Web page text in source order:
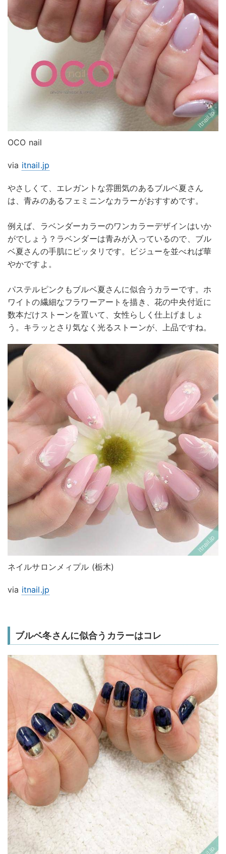
OCO nail
via itnail.jp
やさしくて、エレガントな雰囲気のあるブルベ夏さん
は、青みのあるフェミニンなカラーがおすすめです。
例えば、ラベンダーカラーのワンカラーデザインはいか
がでしょう？ラベンダーは青みが入っているので、ブル
ベ夏さんの手肌にピッタリです。ビジューを並べれば華
やかですよ。
パステルピンクもブルベ夏さんに似合うカラーです。ホ
ワイトの繊細なフラワーアートを描き、花の中央付近に
数本だけストーンを置いて、女性らしく仕上げましょ
う。キラッとさり気なく光るストーンが、上品ですね。
ネイルサロンメィプル (栃木)
via itnail.jp
ブルベ冬さんに似合うカラーはコレ